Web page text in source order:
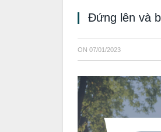
Đứng lên và
ON 07/01/2023